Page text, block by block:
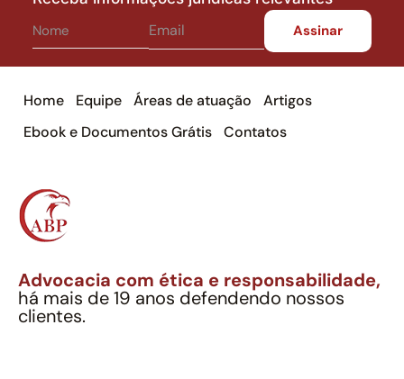
Home Equipe Áreas de atuação
Artigos
Ebook e Documentos Grátis
Contatos
Advocacia com ética e responsabilidade,
há mais de 19 anos defendendo nossos
clientes.